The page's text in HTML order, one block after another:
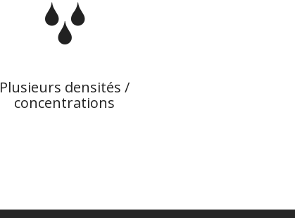
Plusieurs densités /
concentrations